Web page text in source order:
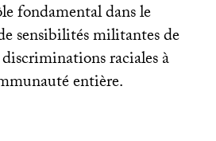
fondamental dans le
sensibilités militantes de
raciales à
entière.